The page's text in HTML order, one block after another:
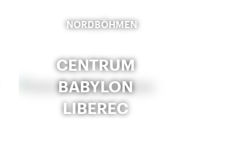
NORDBÖHMEN
CENTRUM
BABYLON
LIBEREC